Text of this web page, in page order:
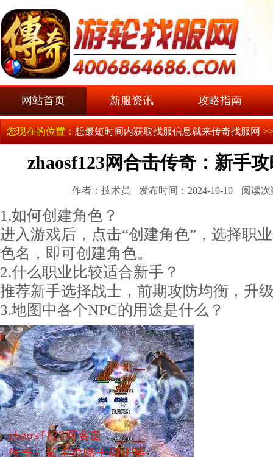
网站首页 新服资讯 攻略指南
您现在的位置：想最短时间内获取找服信息就来传奇找服网
zhaosf123网合击传奇：新手
作者：技术员 发布时间：2024-10-10 阅读次
1.如何创建角色？
进入游戏后，点击“创建角色”，选择职
色名，即可创建角色。
2.什么职业比较适合新手？
推荐新手选择战士，前期攻防均衡，升
3.地图中各个NPC的用途是什么？